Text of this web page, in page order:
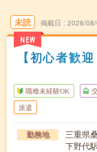
未読
NEW
掲載日 2026/
【初心者歓
職種未経験OK
派遣
勤務地
三重県
下野代